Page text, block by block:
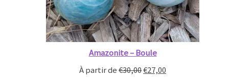
Amazonite – Boule
À partir de€30,00€27,00